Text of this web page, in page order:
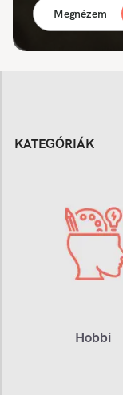
Megnézem
KATEGÓRIÁK
Hobbi